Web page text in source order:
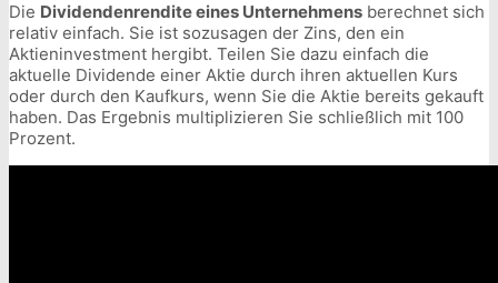
Die Dividendenrendite eines Unternehmens berechnet sich
relativ einfach. Sie ist sozusagen der Zins, den ein
Aktieninvestment hergibt. Teilen Sie dazu einfach die
aktuelle Dividende einer Aktie durch ihren aktuellen Kurs
oder durch den Kaufkurs, wenn Sie die Aktie bereits gekauft
haben. Das Ergebnis multiplizieren Sie schließlich mit 100
Prozent.